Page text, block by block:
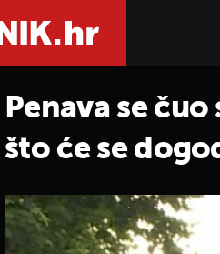
Penava se
što će se
POGLEDAJ